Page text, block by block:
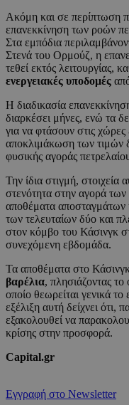
Ακόμη και σε περίπτωση
επανεκκίνηση των ροών
Στα εμπόδια
Στενά του Ορμούζ, η
τεθεί εκτός λειτουργίας,
ενεργειακές υποδομές
Η διαδικασία
διαρκέσει μήνες, ενώ τα
για να φτάσουν στις
αποκλιμάκωση των τιμών
φυσικής αγοράς
Την ίδια στιγμή, στοιχεία
στενότητα στην αγορά
αποθέματα
των τελευταίων δύο και
στον κόμβο του Κάσινγκ
συνεχόμενη εβδομάδα.
Τα αποθέματα στο
βαρέλια, πλησιάζοντας
οποίο θεωρείται γενικά
εξέλιξη αυτή δείχνει
εξακολουθεί να
κρίσης στην προσφορά.
Capital.gr
Εγγραφή στο Newsletter